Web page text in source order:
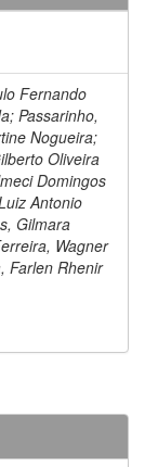
Fernando
Passarinho,
Nogueira;
Oliveira
Domingos
Antonio
Gilmara
Wagner
Farlen Rhenir